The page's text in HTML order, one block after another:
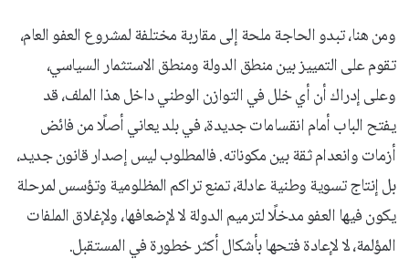
ومن هنا، تبدو الحاجة ملحة إلى مقاربة مختلفة لمشروع العفو العام،
تقوم على التمييز بين منطق الدولة ومنطق الاستثمار السياسي،
وعلى إدراك أن أي خلل في التوازن الوطني داخل هذا الملف، قد
يفتح الباب أمام انقسامات جديدة، في بلد يعاني أصلًا من فائض
أزمات وانعدام ثقة بين مكوناته. فالمطلوب ليس إصدار قانون جديد،
بل إنتاج تسوية وطنية عادلة، تمنع تراكم المظلومية وتؤسس لمرحلة
يكون فيها العفو مدخلًا لترميم الدولة لا لإضعافها، ولإغلاق الملفات
المؤلمة، لا لإعادة فتحها بأشكال أكثر خطورة في المستقبل.